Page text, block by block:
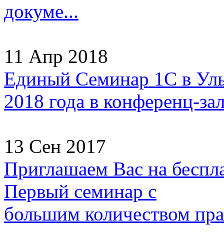
докуме...
11 Апр 2018
Единый Семинар 1С в
2018 года в конференц-
13 Сен 2017
Приглашаем Вас на
Первый семинар с
большим количеством